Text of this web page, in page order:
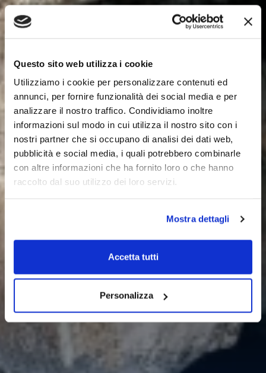
Questo sito web utilizza i cookie
Utilizziamo i cookie per personalizzare contenuti ed
annunci, per fornire funzionalità dei social media e per
analizzare il nostro traffico. Condividiamo inoltre
informazioni sul modo in cui utilizza il nostro sito con i
nostri partner che si occupano di analisi dei dati web,
pubblicità e social media, i quali potrebbero combinarle
con altre informazioni che ha fornito loro o che hanno
raccolto dal suo utilizzo dei loro servizi.
Mostra dettagli
Accetta tutti
Personalizza